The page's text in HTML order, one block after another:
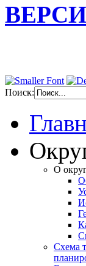
Поиск:
О
Схема